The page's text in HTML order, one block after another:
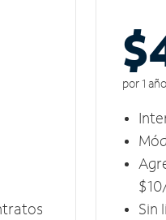
por 1 año
Sin